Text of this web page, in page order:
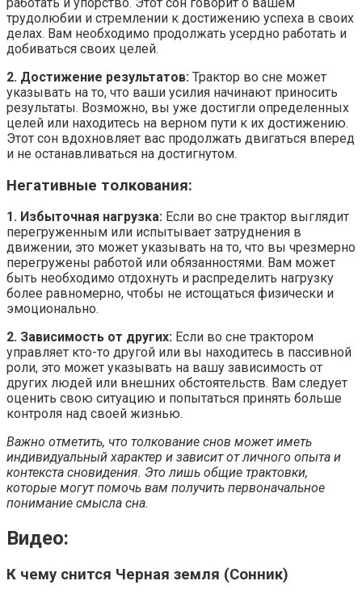
трудолюбии и стремлении к достижению успеха в своих
делах. Вам необходимо продолжать усердно работать и
добиваться своих целей.
2. Достижение результатов: Трактор во сне может
указывать на то, что ваши усилия начинают приносить
результаты. Возможно, вы уже достигли определенных
целей или находитесь на верном пути к их достижению.
Этот сон вдохновляет вас продолжать двигаться вперед
и не останавливаться на достигнутом.
Негативные толкования:
1. Избыточная нагрузка: Если во сне трактор выглядит
перегруженным или испытывает затруднения в
движении, это может указывать на то, что вы чрезмерно
перегружены работой или обязанностями. Вам может
быть необходимо отдохнуть и распределить нагрузку
более равномерно, чтобы не истощаться физически и
эмоционально.
2. Зависимость от других: Если во сне трактором
управляет кто-то другой или вы находитесь в пассивной
роли, это может указывать на вашу зависимость от
других людей или внешних обстоятельств. Вам следует
оценить свою ситуацию и попытаться принять больше
контроля над своей жизнью.
Важно отметить, что толкование снов может иметь
индивидуальный характер и зависит от личного опыта и
контекста сновидения. Это лишь общие трактовки,
которые могут помочь вам получить первоначальное
понимание смысла сна.
Видео:
К чему снится Черная земля (Сонник)